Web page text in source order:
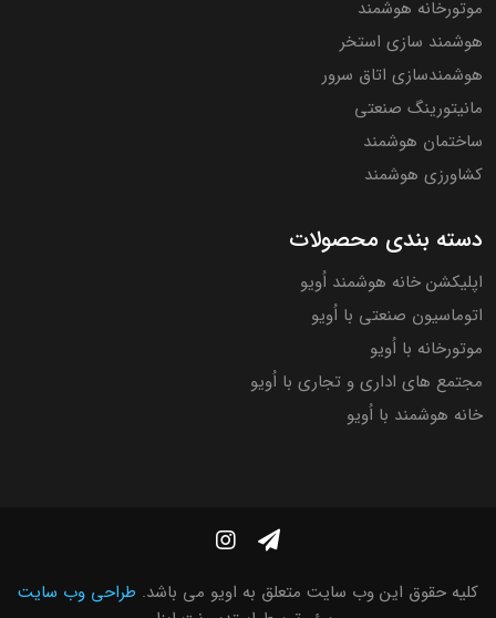
موتورخانه هوشمند
هوشمند سازی استخر
هوشمندسازی اتاق سرور
مانیتورینگ صنعتی
ساختمان هوشمند
کشاورزی هوشمند
دسته بندی محصولات
اپلیکشن خانه هوشمند اُویو
اتوماسیون صنعتی با اُویو
موتورخانه با اُویو
مجتمع های اداری و تجاری با اُویو
خانه هوشمند با اُویو
کلیه حقوق این وب سایت متعلق به اویو می باشد. طراحی وب سایت